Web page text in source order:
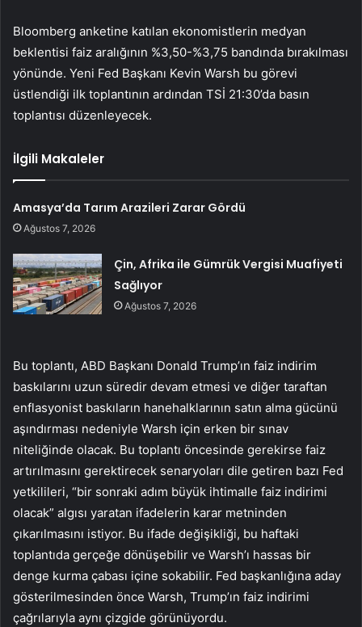
Bloomberg anketine katılan ekonomistlerin medyan
beklentisi faiz aralığının %3,50-%3,75 bandında bırakılması
yönünde. Yeni Fed Başkanı Kevin Warsh bu görevi
üstlendiği ilk toplantının ardından TSİ 21:30’da basın
toplantısı düzenleyecek.
İlgili Makaleler
Amasya’da Tarım Arazileri Zarar Gördü
Ağustos 7, 2026
Çin, Afrika ile Gümrük Vergisi Muafiyeti
Sağlıyor
Ağustos 7, 2026
Bu toplantı, ABD Başkanı Donald Trump’ın faiz indirim
baskılarını uzun süredir devam etmesi ve diğer taraftan
enflasyonist baskıların hanehalklarının satın alma gücünü
aşındırması nedeniyle Warsh için erken bir sınav
niteliğinde olacak. Bu toplantı öncesinde gerekirse faiz
artırılmasını gerektirecek senaryoları dile getiren bazı Fed
yetkilileri, “bir sonraki adım büyük ihtimalle faiz indirimi
olacak” algısı yaratan ifadelerin karar metninden
çıkarılmasını istiyor. Bu ifade değişikliği, bu haftaki
toplantıda gerçeğe dönüşebilir ve Warsh’ı hassas bir
denge kurma çabası içine sokabilir. Fed başkanlığına aday
gösterilmesinden önce Warsh, Trump’ın faiz indirimi
çağrılarıyla aynı çizgide görünüyordu.